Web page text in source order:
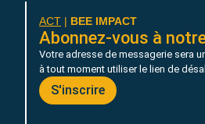
ACT BEE IMPACT
Abonnez-vous à
Votre adresse de messagerie sera
à tout moment utiliser le lien de
S'inscrire